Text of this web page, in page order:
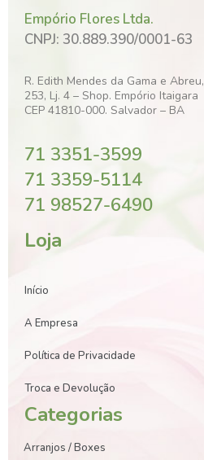
Empório Flores Ltda.
CNPJ: 30.889.390/0001-63
R. Edith Mendes da Gama e Abreu,
253, Lj. 4 – Shop. Empório Itaigara
CEP 41810-000. Salvador – BA
71 3351-3599
71 3359-5114
71 98527-6490
Loja
Início
A Empresa
Política de Privacidade
Troca e Devolução
Categorias
Arranjos / Boxes